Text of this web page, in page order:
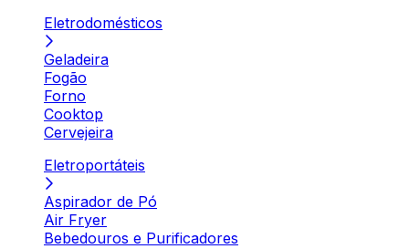
Eletrodomésticos
Geladeira
Fogão
Forno
Cooktop
Cervejeira
Eletroportáteis
Aspirador de Pó
Air Fryer
Bebedouros e Purificadores